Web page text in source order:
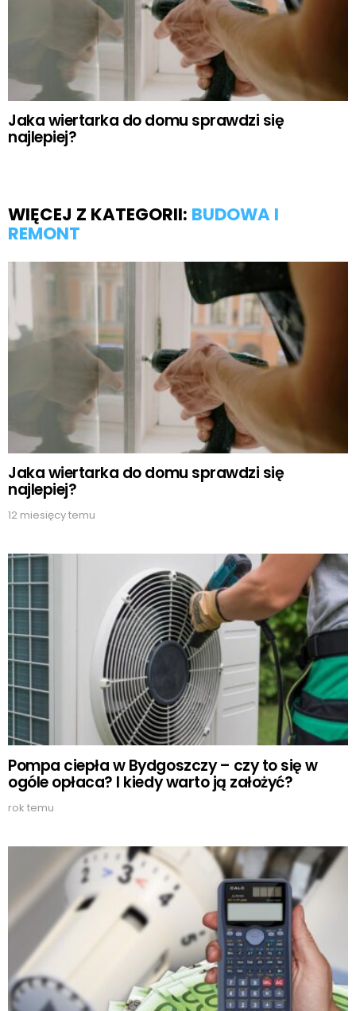
Jaka wiertarka do domu sprawdzi się
najlepiej?
WIĘCEJ Z KATEGORII: BUDOWA I
REMONT
Jaka wiertarka do domu sprawdzi się
najlepiej?
12 miesięcy temu
Pompa ciepła w Bydgoszczy – czy to się w
ogóle opłaca? I kiedy warto ją założyć?
rok temu